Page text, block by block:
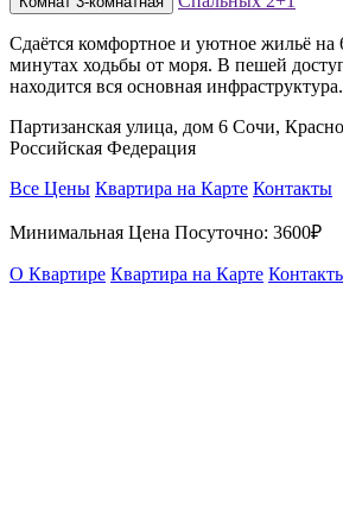
Сдаётся комфортное и уютное жильё на
минутах ходьбы от моря. В пешей
находится вся основная инфраструктура.
Партизанская улица, дом 6 Сочи,
Российская Федерация
Все Цены Квартира на Карте Контакты
Минимальная Цена Посуточно: 3600₽
О Квартире Квартира на Карте